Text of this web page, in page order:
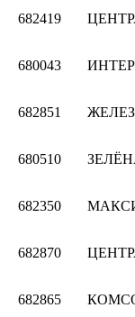
682419
680043
682851
680510
682350
682870
682865